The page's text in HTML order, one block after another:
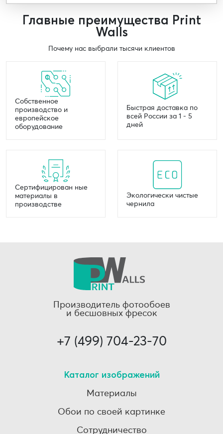
Главные преимущества Print
Walls
Почему нас выбрали тысячи клиентов
Собственное
производство и
европейское
оборудование
Быстрая доставка по
всей России за 1 - 5
дней
Сертифицирован ные
материалы в
производстве
Экологически чистые
чернила
Производитель фотообоев
и бесшовных фресок
+7 (499) 704-23-70
Каталог изображений
Материалы
Обои по своей картинке
Сотрудничество